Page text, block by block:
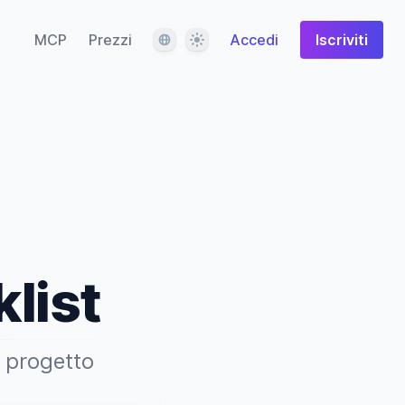
MCP Prezzi LinguaTema Accedi Iscriviti
progetto